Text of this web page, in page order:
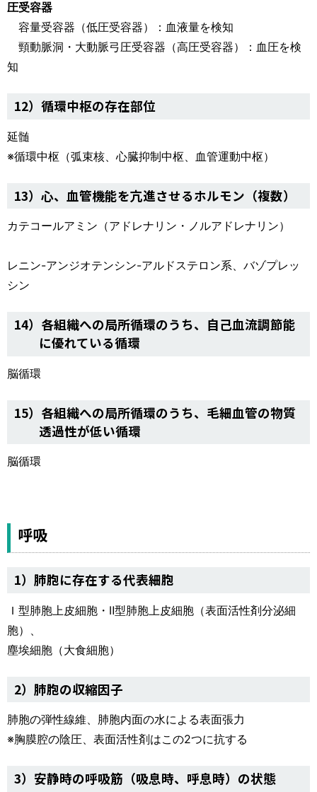
圧受容器
容量受容器（低圧受容器）：血液量を検知
頸動脈洞・大動脈弓圧受容器（高圧受容器）：血圧を検
知
12）循環中枢の存在部位
延髄
※循環中枢（弧束核、心臓抑制中枢、血管運動中枢）
13）心、血管機能を亢進させるホルモン（複数）
カテコールアミン（アドレナリン・ノルアドレナリン）
レニン-アンジオテンシン-アルドステロン系、バゾプレッ
シン
14）各組織への局所循環のうち、自己血流調節能
に優れている循環
脳循環
15）各組織への局所循環のうち、毛細血管の物質
透過性が低い循環
脳循環
呼吸
1）肺胞に存在する代表細胞
Ｉ型肺胞上皮細胞・Ⅱ型肺胞上皮細胞（表面活性剤分泌細
胞）、
塵埃細胞（大食細胞）
2）肺胞の収縮因子
肺胞の弾性線維、肺胞内面の水による表面張力
※胸膜腔の陰圧、表面活性剤はこの2つに抗する
3）安静時の呼吸筋（吸息時、呼息時）の状態